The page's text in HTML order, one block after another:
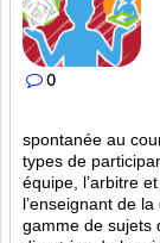
0
spontanée au
types de
équipe, l’arbitre
l’enseignant de
gamme de sujets